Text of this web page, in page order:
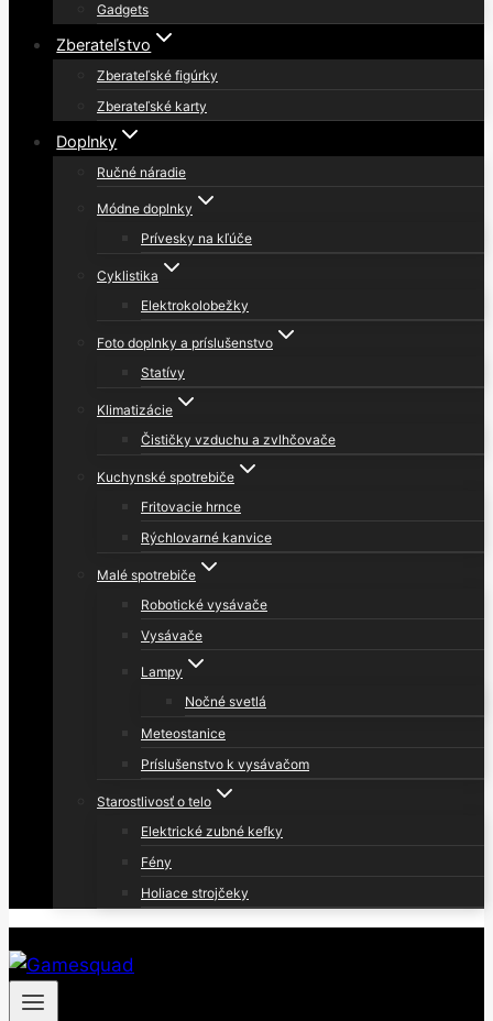
Gadgets
Zberateľstvo
Zberateľské figúrky
Zberateľské karty
Doplnky
Ručné náradie
Módne doplnky
Prívesky na kľúče
Cyklistika
Elektrokolobežky
Foto doplnky a príslušenstvo
Statívy
Klimatizácie
Čističky vzduchu a zvlhčovače
Kuchynské spotrebiče
Fritovacie hrnce
Rýchlovarné kanvice
Malé spotrebiče
Robotické vysávače
Vysávače
Lampy
Nočné svetlá
Meteostanice
Príslušenstvo k vysávačom
Starostlivosť o telo
Elektrické zubné kefky
Fény
Holiace strojčeky